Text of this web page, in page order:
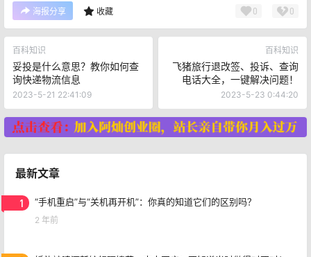
海报分享 收藏 0 0
百科知识
妥投是什么意思？教你如何查
询快递物流信息
2023-5-21 22:41:09
百科知识
飞猪旅行退改签、投诉、查询
电话大全，一键解决问题！
2023-5-23 0:44:20
最新文章
1 “手机重启”与“关机再开机”：你真的知道它们的区别吗？
2 年前